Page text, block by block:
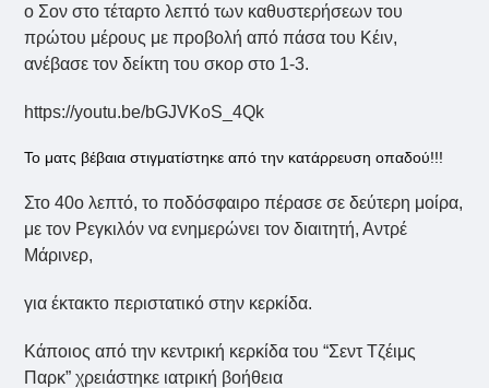
ο Σον στο τέταρτο λεπτό των καθυστερήσεων του
πρώτου μέρους με προβολή από πάσα του Κέιν,
ανέβασε τον δείκτη του σκορ στο 1-3.
https://youtu.be/bGJVKoS_4Qk
To ματς βέβαια στιγματίστηκε από την κατάρρευση οπαδού!!!
Στο 40ο λεπτό, το ποδόσφαιρο πέρασε σε δεύτερη μοίρα,
με τον Ρεγκιλόν να ενημερώνει τον διαιτητή, Αντρέ
Μάρινερ,
για έκτακτο περιστατικό στην κερκίδα.
Κάποιος από την κεντρική κερκίδα του “Σεντ Τζέιμς
Παρκ” χρειάστηκε ιατρική βοήθεια